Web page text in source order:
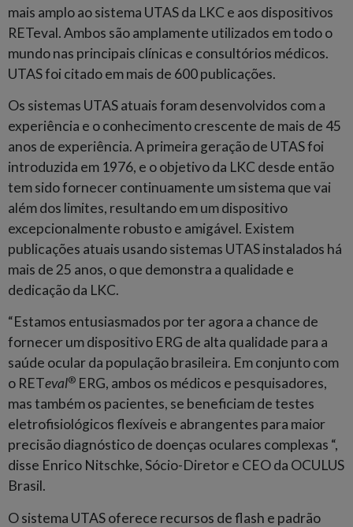
mais amplo ao sistema UTAS da LKC e aos dispositivos
RETeval. Ambos são amplamente utilizados em todo o
mundo nas principais clínicas e consultórios médicos.
UTAS foi citado em mais de 600 publicações.
Os sistemas UTAS atuais foram desenvolvidos com a
experiência e o conhecimento crescente de mais de 45
anos de experiência. A primeira geração de UTAS foi
introduzida em 1976, e o objetivo da LKC desde então
tem sido fornecer continuamente um sistema que vai
além dos limites, resultando em um dispositivo
excepcionalmente robusto e amigável. Existem
publicações atuais usando sistemas UTAS instalados há
mais de 25 anos, o que demonstra a qualidade e
dedicação da LKC.
“Estamos entusiasmados por ter agora a chance de
fornecer um dispositivo ERG de alta qualidade para a
saúde ocular da população brasileira. Em conjunto com
o RETeval® ERG, ambos os médicos e pesquisadores,
mas também os pacientes, se beneficiam de testes
eletrofisiológicos flexíveis e abrangentes para maior
precisão diagnóstico de doenças oculares complexas “,
disse Enrico Nitschke, Sócio-Diretor e CEO da OCULUS
Brasil.
O sistema UTAS oferece recursos de flash e padrão